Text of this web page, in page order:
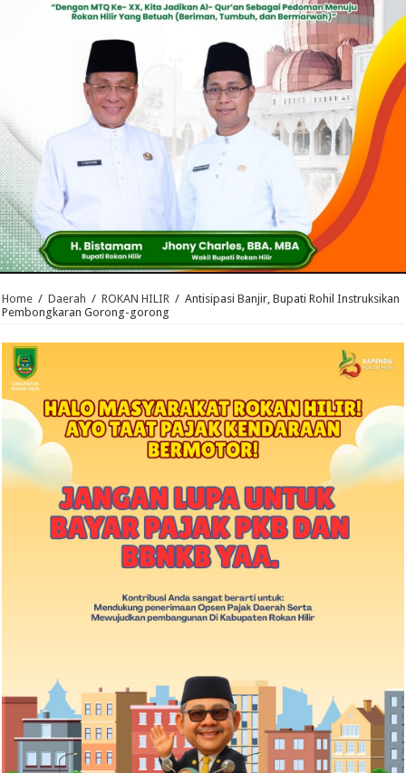
Home / Daerah / ROKAN HILIR / Antisipasi Banjir, Bupati Rohil Instruksikan
Pembongkaran Gorong-gorong